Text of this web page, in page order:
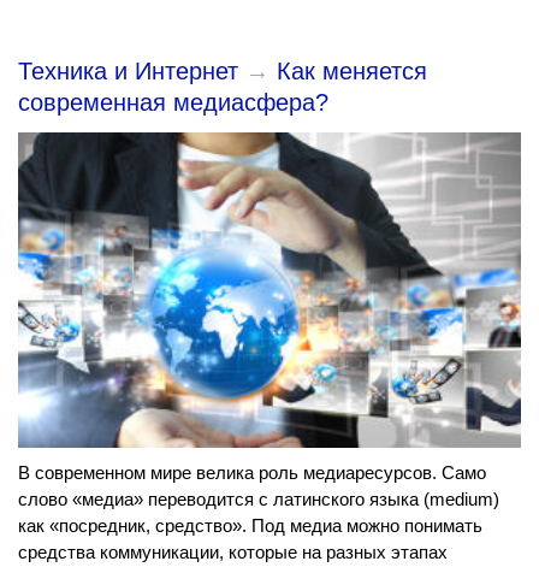
Техника и Интернет → Как меняется
современная медиасфера?
В современном мире велика роль медиаресурсов. Само
слово «медиа» переводится с латинского языка (medium)
как «посредник, средство». Под медиа можно понимать
средства коммуникации, которые на разных этапах